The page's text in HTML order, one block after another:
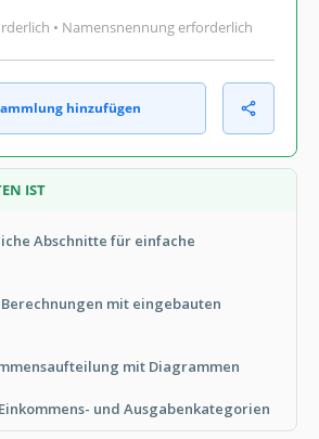
• Namensnennung erforderlich
hinzufügen
IST
Abschnitte für einfache
mit eingebauten
mit Diagrammen
und Ausgabenkategorien